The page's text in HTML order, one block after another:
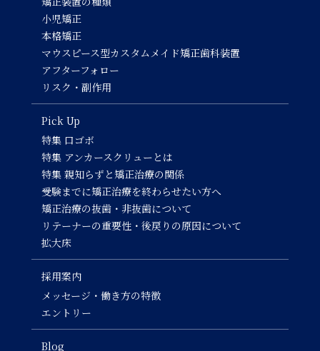
小児矯正
本格矯正
マウスピース型カスタムメイド矯正歯科装置
アフターフォロー
リスク・副作用
Pick Up
特集 口ゴボ
特集 アンカースクリューとは
特集 親知らずと矯正治療の関係
受験までに矯正治療を終わらせたい方へ
矯正治療の抜歯・非抜歯について
リテーナーの重要性・後戻りの原因について
拡大床
採用案内
メッセージ・働き方の特徴
エントリー
Blog